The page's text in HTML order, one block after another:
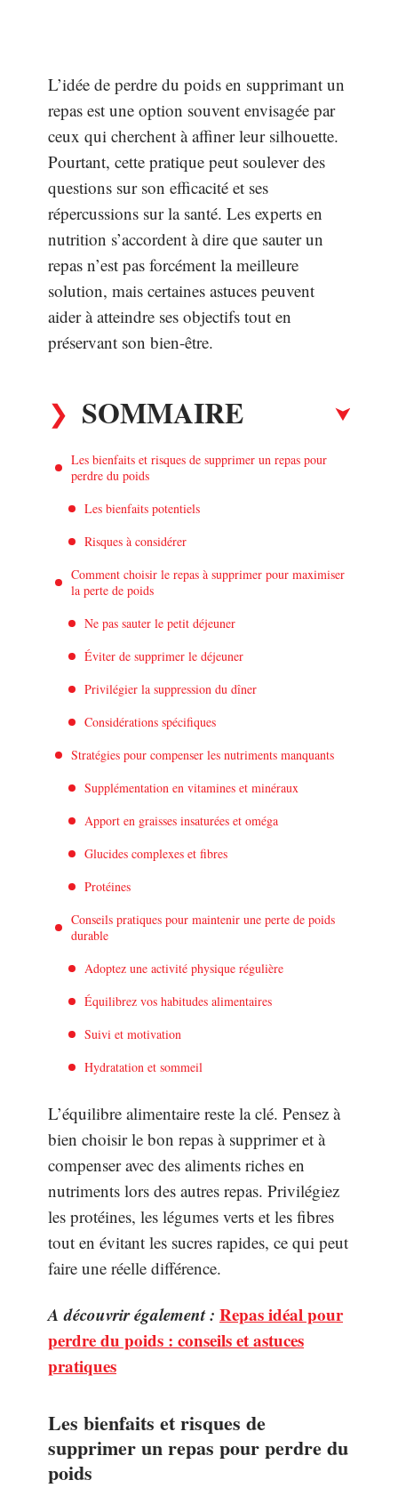
L’idée de perdre du poids en supprimant un
repas est une option souvent envisagée par
ceux qui cherchent à affiner leur silhouette.
Pourtant, cette pratique peut soulever des
questions sur son efficacité et ses
répercussions sur la santé. Les experts en
nutrition s’accordent à dire que sauter un
repas n’est pas forcément la meilleure
solution, mais certaines astuces peuvent
aider à atteindre ses objectifs tout en
préservant son bien-être.
SOMMAIRE
Les bienfaits et risques de supprimer un repas pour
perdre du poids
Les bienfaits potentiels
Risques à considérer
Comment choisir le repas à supprimer pour maximiser
la perte de poids
Ne pas sauter le petit déjeuner
Éviter de supprimer le déjeuner
Privilégier la suppression du dîner
Considérations spécifiques
Stratégies pour compenser les nutriments manquants
Supplémentation en vitamines et minéraux
Apport en graisses insaturées et oméga
Glucides complexes et fibres
Protéines
Conseils pratiques pour maintenir une perte de poids
durable
Adoptez une activité physique régulière
Équilibrez vos habitudes alimentaires
Suivi et motivation
Hydratation et sommeil
L’équilibre alimentaire reste la clé. Pensez à
bien choisir le bon repas à supprimer et à
compenser avec des aliments riches en
nutriments lors des autres repas. Privilégiez
les protéines, les légumes verts et les fibres
tout en évitant les sucres rapides, ce qui peut
faire une réelle différence.
A découvrir également : Repas idéal pour
perdre du poids : conseils et astuces
pratiques
Les bienfaits et risques de
supprimer un repas pour perdre du
poids